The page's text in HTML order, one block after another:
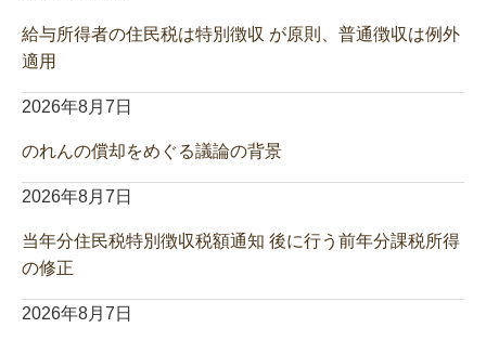
給与所得者の住民税は特別徴収 が原則、普通徴収は例外
適用
2026年8月7日
のれんの償却をめぐる議論の背景
2026年8月7日
当年分住民税特別徴収税額通知 後に行う前年分課税所得
の修正
2026年8月7日